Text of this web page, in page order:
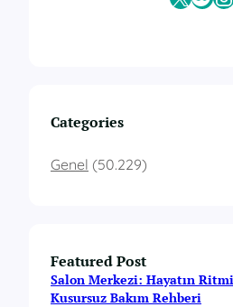
Categories
Genel (50.229)
Featured Post
Salon Merkezi: Hayatın
Kusursuz Bakım Rehberi